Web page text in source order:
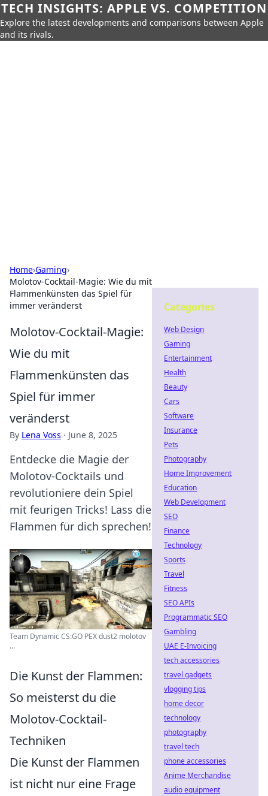
TECH INSIGHTS: APPLE VS. COMPETITION
Explore the latest developments and comparisons between Apple
and its rivals.
Home›Gaming›
Molotov-Cocktail-Magie: Wie du mit
Flammenkünsten das Spiel für
immer veränderst
Molotov-Cocktail-Magie:
Wie du mit
Flammenkünsten das
Spiel für immer
veränderst
By Lena Voss · June 8, 2025
Entdecke die Magie der
Molotov-Cocktails und
revolutioniere dein Spiel
mit feurigen Tricks! Lass die
Flammen für dich sprechen!
Team Dynamic CS:GO PEX dust2 molotov
...
Die Kunst der Flammen:
So meisterst du die
Molotov-Cocktail-
Techniken
Die Kunst der Flammen
ist nicht nur eine Frage
Categories
Web Design
Gaming
Entertainment
Health
Beauty
Cars
Software
Insurance
Pets
Photography
Home Improvement
Education
Web Development
SEO
Finance
Technology
Sports
Travel
Fitness
SEO APIs
Programmatic SEO
Gambling
UAE E-Invoicing
tech accessories
travel gadgets
vlogging tips
home decor
technology
photography
travel tech
phone accessories
Anime Merchandise
audio equipment